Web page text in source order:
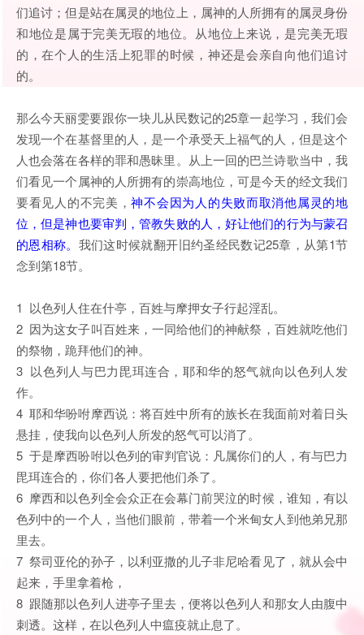
们追讨；但是站在属灵的地位上，属神的人所拥有的属灵身份
和地位是属于完美无瑕的地位。从地位上来说，是完美无瑕
的，在个人的生活上犯罪的时候，神还是会亲自向他们追讨
的。
那么今天丽雯要跟你一块儿从民数记的25章一起学习，我们会
发现一个在基督里的人，是一个承受天上福气的人，但是这个
人也会落在各样的罪和愚昧里。从上一回的巴兰诗歌当中，我
们看见一个属神的人所拥有的崇高地位，可是今天的经文我们
要看见人的不完美，神不会因为人的失败而取消他属灵的地
位，但是神也要审判，管教失败的人，好让他们的行为与蒙召
的恩相称。 我们这时候就翻开旧约圣经民数记25章，从第1节
念到第18节。
1 以色列人住在什亭，百姓与摩押女子行起淫乱。
2 因为这女子叫百姓来，一同给他们的神献祭，百姓就吃他们
的祭物，跪拜他们的神。
3 以色列人与巴力毘珥连合，耶和华的怒气就向以色列人发
作。
4 耶和华吩咐摩西说：将百姓中所有的族长在我面前对着日头
悬挂，使我向以色列人所发的怒气可以消了。
5 于是摩西吩咐以色列的审判官说：凡属你们的人，有与巴力
毘珥连合的，你们各人要把他们杀了。
6 摩西和以色列全会众正在会幕门前哭泣的时候，谁知，有以
色列中的一个人，当他们眼前，带着一个米甸女人到他弟兄那
里去。
7 祭司亚伦的孙子，以利亚撒的儿子非尼哈看见了，就从会中
起来，手里拿着枪，
8 跟随那以色列人进亭子里去，便将以色列人和那女人由腹中
刺透。这样，在以色列人中瘟疫就止息了。